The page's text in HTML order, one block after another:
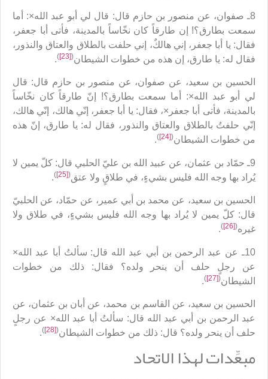
8ـ صفوان، عن منصور بن حازم قال: قال لي أبو عبد الله×: أما
سمعت بطارق؟! إن طارقاً كان نخّاساً بالمدينة، فأتى أبا جعفر،
فقال: يا أبا جعفر، إني هالكٌ، إني حلفت بالطلاق والعتاق والنذور،
فقال له: يا طارق، إن هذه من خطوات الشيطان(
[23]
)
‏.
الحسين بن سعيد، عن صفوان، عن منصور بن حازم قال: قال
لي أبو عبد الله×: أما سمعت بطارق؟! إنّ طارقاً كان نخّاساً
بالمدينة، فأتى أبا جعفر×، فقال: يا أبا جعفر، إنّي هالك، إنّي هالك،
إنّي حلفتُ بالطلاق والعتاق والنذور، فقال له: يا طارق، إنّ هذه
من خطوات الشيطان‏(
[24]
)
.
9ـ حمّاد بن عثمان، عن عبيد الله بن عليّ الحلبي قال: كلّ يمين لا
يُراد بها وجه الله فليس بشي‏ءٍ، في طلاقٍ ولا عتق‏(
[25]
)
.
الحسين بن سعيد، عن محمد بن أبي عمير، عن حمّاد، عن الحلبيّ
قال: كلّ يمين لا يُراد بها وجه الله فليس بشي‏ءٍ، في طلاق ولا
غيره(
[26]
)
‏.
10ـ عن عبد الرحمن بن أبي عبد الله قال: سألتُ أبا عبد الله×
عن رجلٍ حلف أن ينحر ولده؟ فقال: ذلك من خطوات
الشيطان(
[27]
)
. ‏
الحسين بن سعيد، عن القاسم بن محمد، عن أبان بن عثمان، عن
عبد الرحمن بن أبي عبد الله قال: سألتُ أبا عبد الله× عن رجلٍ
حلف أن ينحر ولده؟ قال: ذلك من خطوات الشيطان(
[28]
)
. ‏
مبعِّدات لهذا الاتحاد